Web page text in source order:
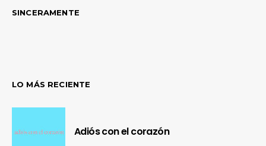
SINCERAMENTE
LO MÁS RECIENTE
Adiós con el corazón